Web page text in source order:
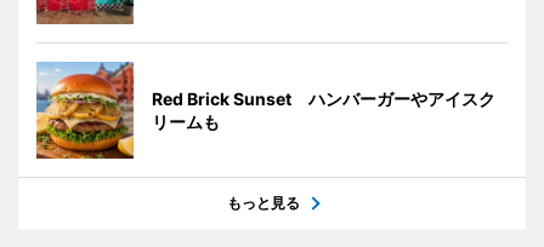
Red Brick Sunset ハンバーガーやアイスク
リームも
もっと見る